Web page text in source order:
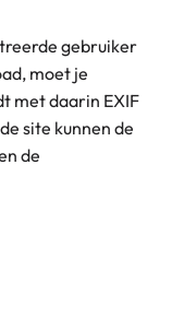
gebruiker
moet je
met daarin EXIF
site kunnen de
de